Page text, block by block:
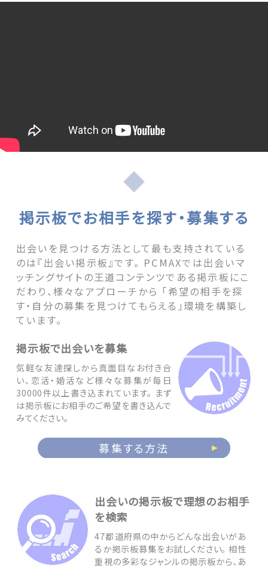
掲示板でお相手を探す・募集する
出会いを見つける方法として最も支持されている
のは『出会い掲示板』です。 PCMAXでは出会いマ
ッチングサイトの王道コンテンツである掲示板にこ
だわり、様々なアプローチから 「希望の相手を探
す・自分の募集を見つけてもらえる」環境を構築し
ています。
掲示板で出会いを募集
気軽な友達探しから真面目なお付き合
い、恋活・婚活など様々な募集が毎日
30000件以上書き込まれています。 まず
は掲示板にお相手のご希望を書き込んで
みてください。
募集する方法
出会いの掲示板で理想のお相手
を検索
47都道府県の中からどんな出会いがあ
るか掲示板募集をお試しください。 相性
重視の多彩なジャンルの掲示板から、あ